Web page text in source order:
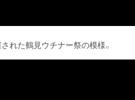
れた鶴見ウチナー祭の模様。